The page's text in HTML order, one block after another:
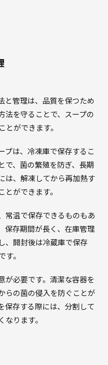
と管理は、品質を保つため
法を守ることで、スープの
ができます。
プは、冷凍庫で保存するこ
で、菌の繁殖を防ぎ、長期
は、解凍してから再加熱す
ができます。
常温で保存できるものもあ
保存期間が長く、在庫管理
、開封後は冷蔵庫で保存
。
が必要です。清潔な容器を
らの菌の侵入を防ぐことが
保存する際には、分割して
ります。